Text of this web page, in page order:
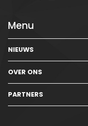
Menu
NIEUWS
OVER ONS
PARTNERS